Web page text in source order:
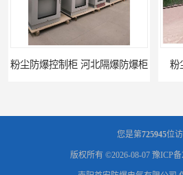
爆控制柜 河北隔爆防爆柜 粉尘防爆
您是第725945位
版权所有 ©2026-08-07 豫ICP备